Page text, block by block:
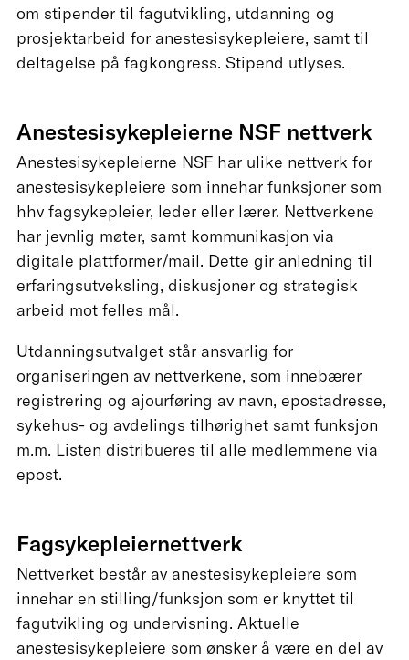
om stipender til fagutvikling, utdanning og
prosjektarbeid for anestesisykepleiere, samt til
deltagelse på fagkongress. Stipend utlyses.
Anestesisykepleierne NSF nettverk
Anestesisykepleierne NSF har ulike nettverk for
anestesisykepleiere som innehar funksjoner som
hhv fagsykepleier, leder eller lærer. Nettverkene
har jevnlig møter, samt kommunikasjon via
digitale plattformer/mail. Dette gir anledning til
erfaringsutveksling, diskusjoner og strategisk
arbeid mot felles mål.
Utdanningsutvalget står ansvarlig for
organiseringen av nettverkene, som innebærer
registrering og ajourføring av navn, epostadresse,
sykehus- og avdelings tilhørighet samt funksjon
m.m. Listen distribueres til alle medlemmene via
epost.
Fagsykepleiernettverk
Nettverket består av anestesisykepleiere som
innehar en stilling/funksjon som er knyttet til
fagutvikling og undervisning. Aktuelle
anestesisykepleiere som ønsker å være en del av